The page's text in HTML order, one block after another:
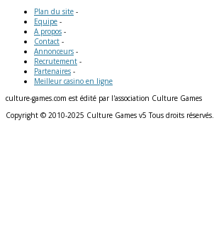
Plan du site -
Equipe -
A propos -
Contact -
Annonceurs -
Recrutement -
Partenaires -
Meilleur casino en ligne
culture-games.com est édité par l'association Culture Games
Copyright © 2010-2025 Culture Games v5 Tous droits réservés.